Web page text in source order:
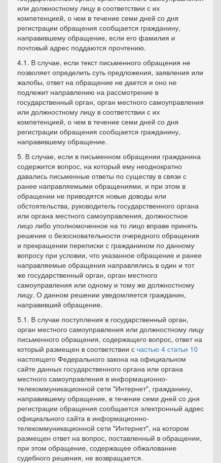
или должностному лицу в соответствии с их
компетенцией, о чем в течение семи дней со дня
регистрации обращения сообщается гражданину,
направившему обращение, если его фамилия и
почтовый адрес поддаются прочтению.
4.1. В случае, если текст письменного обращения не
позволяет определить суть предложения, заявления или
жалобы, ответ на обращение не дается и оно не
подлежит направлению на рассмотрение в
государственный орган, орган местного самоуправления
или должностному лицу в соответствии с их
компетенцией, о чем в течение семи дней со дня
регистрации обращения сообщается гражданину,
направившему обращение.
5. В случае, если в письменном обращении гражданина
содержится вопрос, на который ему неоднократно
давались письменные ответы по существу в связи с
ранее направляемыми обращениями, и при этом в
обращении не приводятся новые доводы или
обстоятельства, руководитель государственного органа
или органа местного самоуправления, должностное
лицо либо уполномоченное на то лицо вправе принять
решение о безосновательности очередного обращения
и прекращении переписки с гражданином по данному
вопросу при условии, что указанное обращение и ранее
направляемые обращения направлялись в один и тот
же государственный орган, орган местного
самоуправления или одному и тому же должностному
лицу. О данном решении уведомляется гражданин,
направивший обращение.
5.1. В случае поступления в государственный орган,
орган местного самоуправления или должностному лицу
письменного обращения, содержащего вопрос, ответ на
который размещен в соответствии с частью 4 статьи 10
настоящего Федерального закона на официальном
сайте данных государственного органа или органа
местного самоуправления в информационно-
телекоммуникационной сети "Интернет", гражданину,
направившему обращение, в течение семи дней со дня
регистрации обращения сообщается электронный адрес
официального сайта в информационно-
телекоммуникационной сети "Интернет", на котором
размещен ответ на вопрос, поставленный в обращении,
при этом обращение, содержащее обжалование
судебного решения, не возвращается.